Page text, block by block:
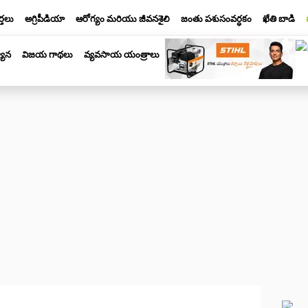
అగ్రిపీడియా ఆరోగ్యం మరియు జీవనశైలి జంతు పశుసంవర్ధకం ఖేతి బాడి
విజయ గాథలు వ్యవసాయ యంత్రాలు